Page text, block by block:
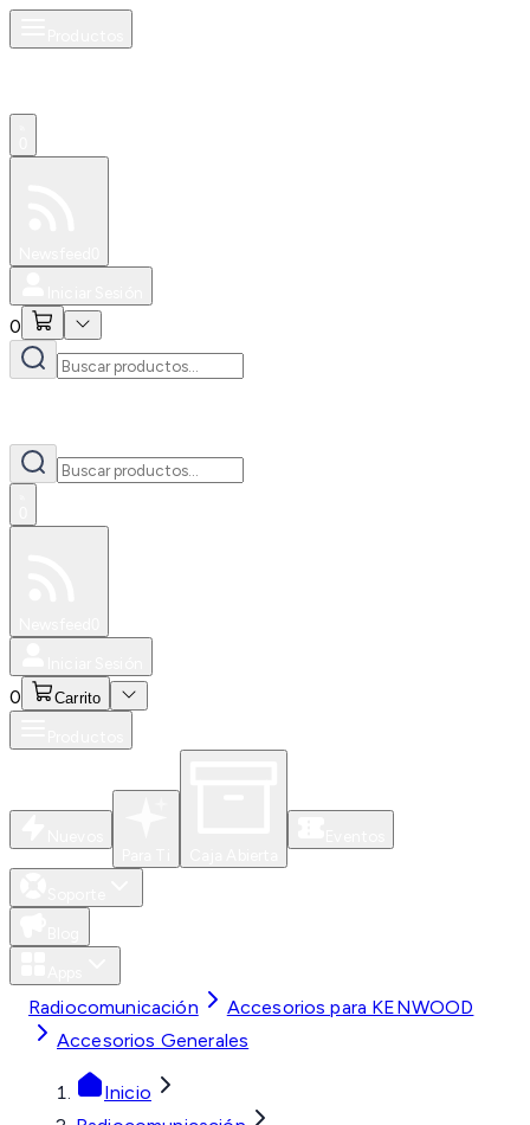
0
0 Carrito
Radiocomunicación
Accesorios para KENWOOD
Accesorios Generales
Inicio